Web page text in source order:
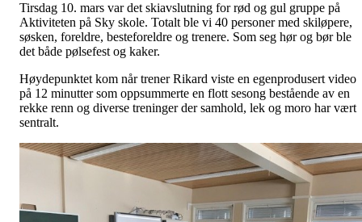
Tirsdag 10. mars var det skiavslutning for rød og gul gruppe på
Aktiviteten på Sky skole. Totalt ble vi 40 personer med skiløpere,
søsken, foreldre, besteforeldre og trenere. Som seg hør og bør ble
det både pølsefest og kaker.
Høydepunktet kom når trener Rikard viste en egenprodusert video
på 12 minutter som oppsummerte en flott sesong bestående av en
rekke renn og diverse treninger der samhold, lek og moro har vært
sentralt.